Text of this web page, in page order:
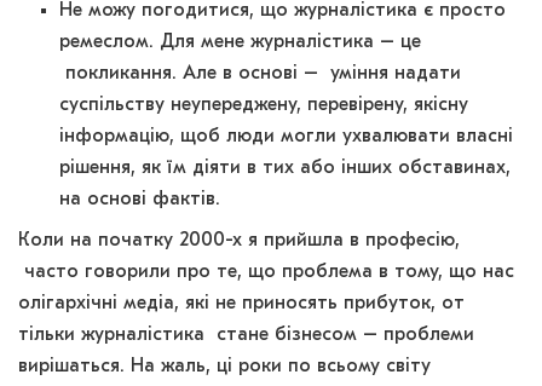
Не можу погодитися, що журналістика є просто
ремеслом. Для мене журналістика – це
покликання. Але в основі – уміння надати
суспільству неупереджену, перевірену, якісну
інформацію, щоб люди могли ухвалювати власні
рішення, як їм діяти в тих або інших обставинах,
на основі фактів.
Коли на початку 2000-х я прийшла в професію,
часто говорили про те, що проблема в тому, що нас
олігархічні медіа, які не приносять прибуток, от
тільки журналістика стане бізнесом – проблеми
вирішаться. На жаль, ці роки по всьому світу